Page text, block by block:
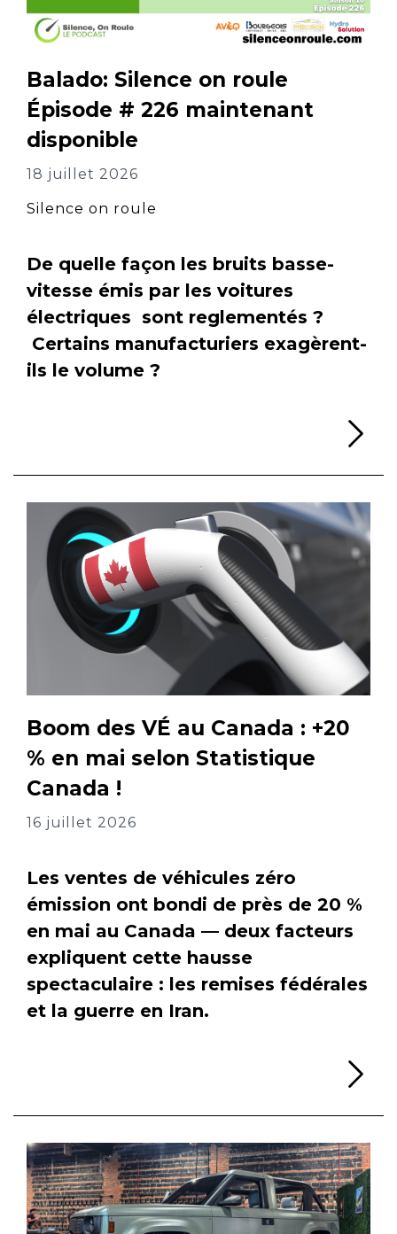
Balado: Silence on roule
Épisode # 226 maintenant
disponible
18 juillet 2026
Silence on roule
De quelle façon les bruits basse-
vitesse émis par les voitures
électriques sont reglementés ?
Certains manufacturiers exagèrent-
ils le volume ?
Boom des VÉ au Canada : +20
% en mai selon Statistique
Canada !
16 juillet 2026
Les ventes de véhicules zéro
émission ont bondi de près de 20 %
en mai au Canada — deux facteurs
expliquent cette hausse
spectaculaire : les remises fédérales
et la guerre en Iran.